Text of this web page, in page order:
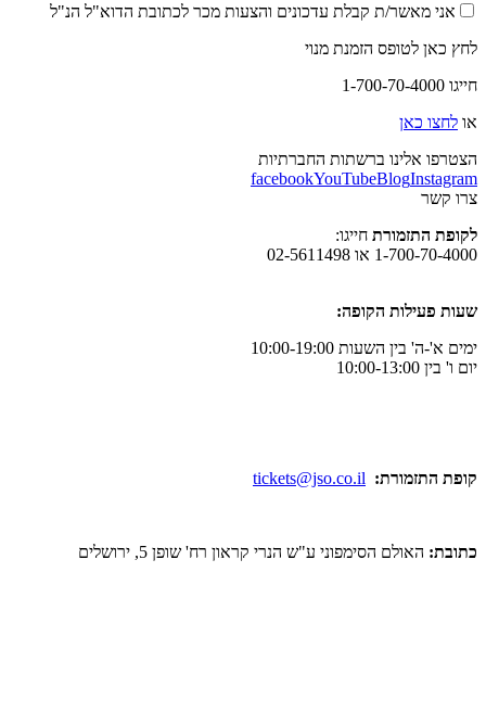
ת קבלת עדכונים והצעות מכר לכתובת הדוא"ל הנ"ל
הזמנת מנוי
ברשתות החברתיות
facebookYouTubeBlog
חייגו:
02-5611498
הקופה:
השעות 10:00-19:00
tickets@jso.co.il
הסימפוני ע"ש הנרי קראון רח' שופן 5, ירושלים